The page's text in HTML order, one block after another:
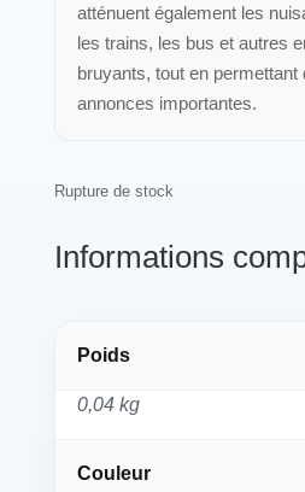
atténuent également les
les trains, les bus et autres
bruyants, tout en permettant
annonces importantes.
Rupture de stock
Informations
Poids
0,04 kg
Couleur